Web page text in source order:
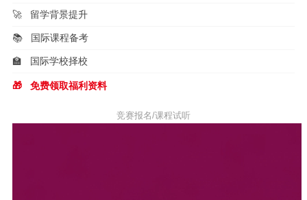
🚀 留学背景提升
📚 国际课程备考
🏫 国际学校择校
🎁 免费领取福利资料
竞赛报名/课程试听